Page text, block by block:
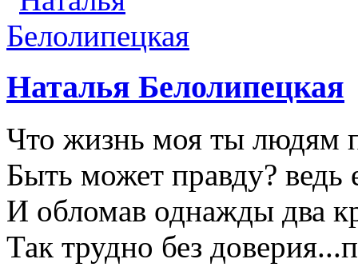
Наталья Белолипецкая
Что жизнь моя ты людям
Быть может правду? ведь
И обломав однажды два
Так трудно без